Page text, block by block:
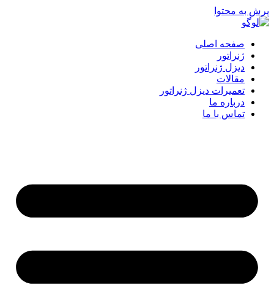
پرش به محتوا
صفحه اصلی
ژنراتور
دیزل ژنراتور
مقالات
تعمیرات دیزل ژنراتور
درباره ما
تماس با ما